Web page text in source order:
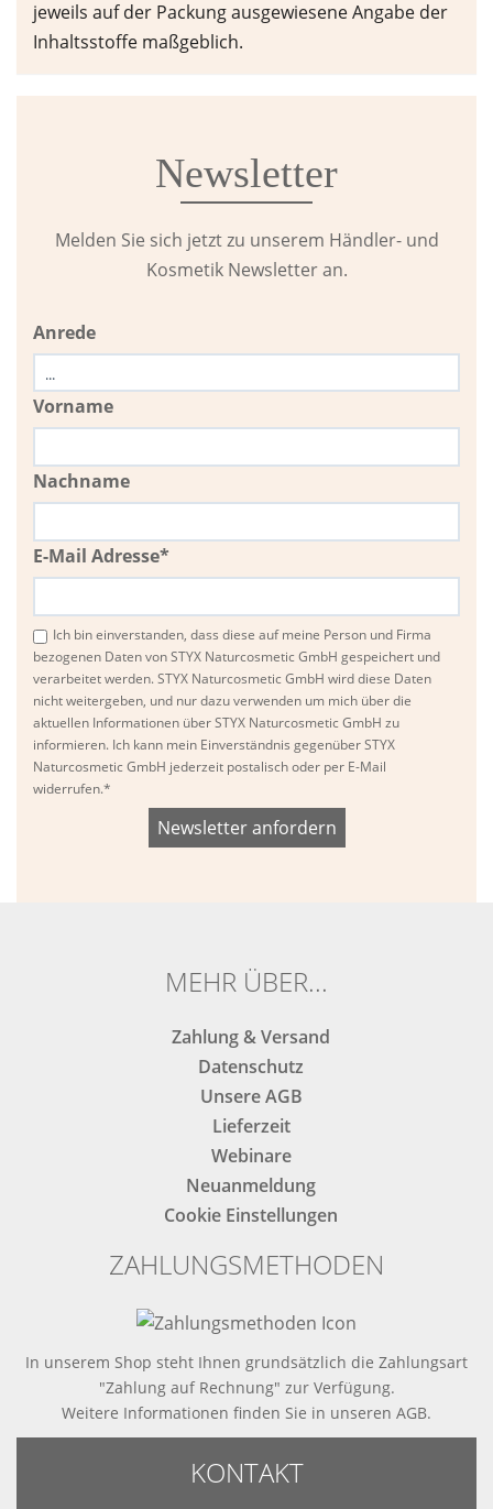
jeweils auf der Packung ausgewiesene Angabe der
Inhaltsstoffe maßgeblich.
Newsletter
Melden Sie sich jetzt zu unserem Händler- und
Kosmetik Newsletter an.
Anrede
Vorname
Nachname
E-Mail Adresse*
Ich bin einverstanden, dass diese auf meine Person und Firma
bezogenen Daten von STYX Naturcosmetic GmbH gespeichert und
verarbeitet werden. STYX Naturcosmetic GmbH wird diese Daten
nicht weitergeben, und nur dazu verwenden um mich über die
aktuellen Informationen über STYX Naturcosmetic GmbH zu
informieren. Ich kann mein Einverständnis gegenüber STYX
Naturcosmetic GmbH jederzeit postalisch oder per E-Mail
widerrufen.*
MEHR ÜBER...
Zahlung & Versand
Datenschutz
Unsere AGB
Lieferzeit
Webinare
Neuanmeldung
Cookie Einstellungen
ZAHLUNGSMETHODEN
In unserem Shop steht Ihnen grundsätzlich die Zahlungsart
"Zahlung auf Rechnung" zur Verfügung.
Weitere Informationen finden Sie in unseren AGB.
KONTAKT